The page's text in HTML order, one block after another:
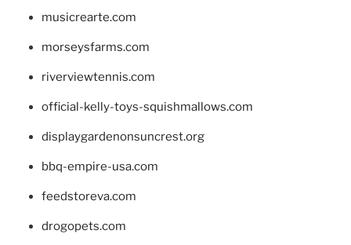
musicrearte.com
morseysfarms.com
riverviewtennis.com
official-kelly-toys-squishmallows.com
displaygardenonsuncrest.org
bbq-empire-usa.com
feedstoreva.com
drogopets.com